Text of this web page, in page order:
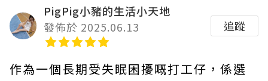
PigPig小豬的生活小天地
發佈於 2025.06.13
追蹤
作為一個長期受失眠困擾嘅打工仔，係選